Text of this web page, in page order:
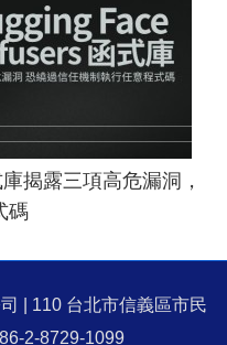
揭露三項高危漏洞，
碼
| 110 台北市信義區市民
2-8729-1099